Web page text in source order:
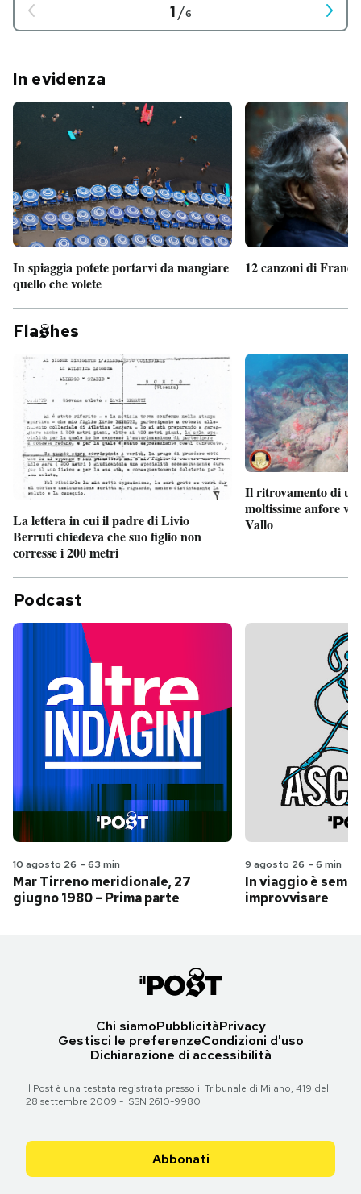
1/6
In evidenza
In spiaggia potete portarvi da mangiare
quello che volete
12 canzoni di
Fla hes
La lettera in cui il padre di Livio
Berruti chiedeva che suo figlio non
corresse i 200 metri
Il ritrovamento di
moltissime anfore
Vallo
Podcast
10 agosto 26 - 63 min
Mar Tirreno meridionale, 27
giugno 1980 – Prima parte
9 agosto 26 - 6 min
In viaggio è
improvvisare
Chi siamoPubblicitàPrivacy
Gestisci le preferenzeCondizioni d'uso
Dichiarazione di accessibilità
Il Post è una testata registrata presso il Tribunale di Milano, 419 del
28 settembre 2009 - ISSN 2610-9980
Abbonati